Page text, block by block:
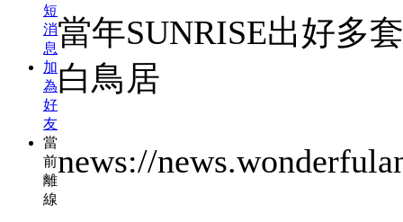
短
消
息
加
為
好
友
當
前
離
線
當年SUNRISE出好多
白鳥居
news://